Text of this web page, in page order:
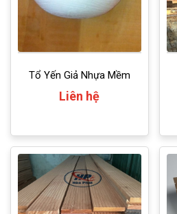
Tổ Yến Giả Nhựa Mềm
Liên hệ